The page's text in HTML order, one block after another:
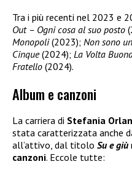
Tra i più recenti nel 2023 e
Out – Ogni cosa al suo posto
Monopoli(2023); Non sono
Cinque(2024); La Volta
Fratello (2024).
Album e canzoni
La carriera di Stefania
stata caratterizzata anche
all’attivo, dal titolo Su e giù
canzoni. Eccole tutte: